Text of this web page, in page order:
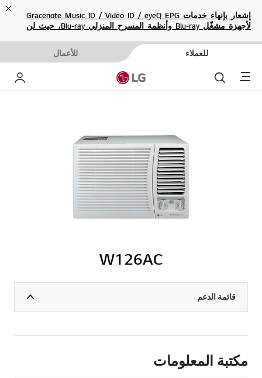
إشعار بإنهاء خدمات Gracenote Music ID / Video ID / eyeQ EPG
لأجهزة مشغّل Blu-ray وأنظمة المسرح المنزلي Blu-ray، حيث لن
للعملاء للأعمال
Menu بحث
W126AC
قائمة الدعم
مكتبة المعلومات